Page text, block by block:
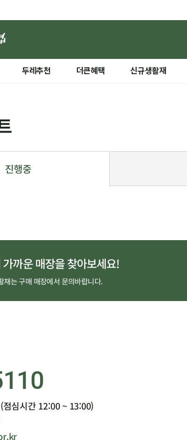
두레추천 더큰혜택 신규생활재
진행중
까운 매장을 찾아보세요!
재는 구매 매장에서 문의바랍니다.
심시간 12:00 ~ 13:00)